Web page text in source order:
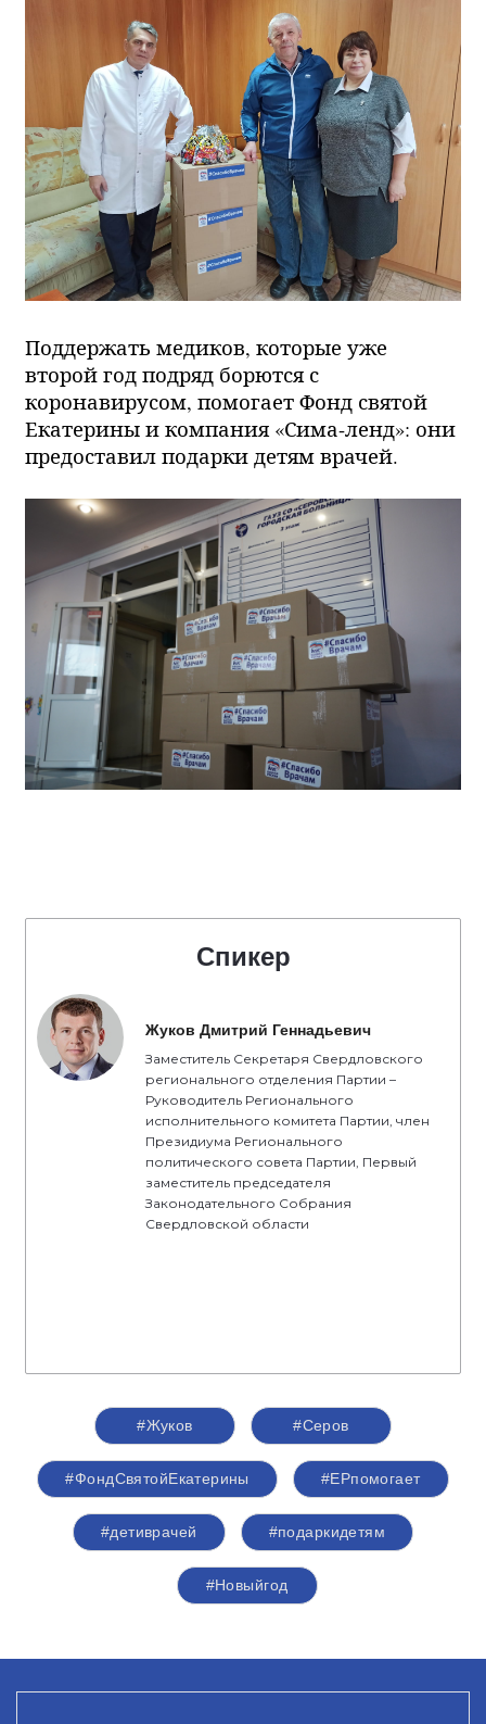
Поддержать медиков, которые уже
второй год подряд борются с
коронавирусом, помогает Фонд святой
Екатерины и компания «Сима-ленд»: они
предоставил подарки детям врачей.
Спикер
Жуков Дмитрий Геннадьевич
Заместитель Секретаря Свердловского
регионального отделения Партии –
Руководитель Регионального
исполнительного комитета Партии, член
Президиума Регионального
политического совета Партии, Первый
заместитель председателя
Законодательного Собрания
Свердловской области
#Жуков #Серов
#ФондСвятойЕкатерины #ЕРпомогает
#детиврачей #подаркидетям
#Новыйгод